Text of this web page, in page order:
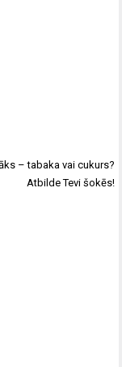
– tabaka vai cukurs?
Atbilde Tevi šokēs!